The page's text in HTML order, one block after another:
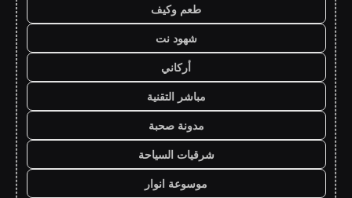
طعم وكيف
شهود نت
أركاني
مباشر التقنية
مدونة صحبة
شرقيات السياحة
موسوعة انوار